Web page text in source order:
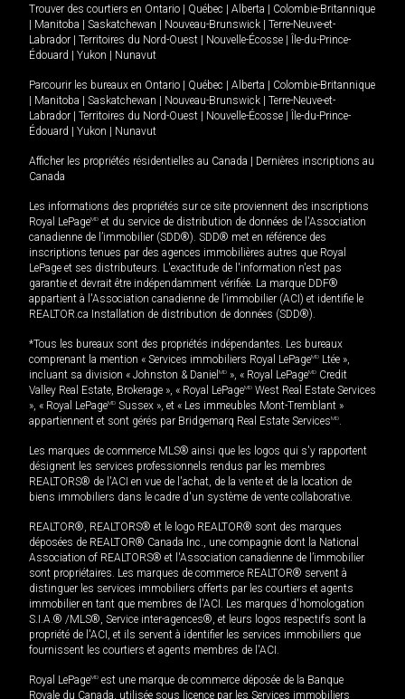
Trouver des courtiers en Ontario Québec Alberta
Colombie-Britannique
Manitoba Saskatchewan Nouveau-Brunswick
Terre-Neuve-et-
Labrador
Territoires du Nord-Ouest Nouvelle-Écosse
Île-du-Prince-
Édouard
Yukon Nunavut
Parcourir les bureaux en Ontario Québec Alberta
Colombie-Britannique
Manitoba Saskatchewan Nouveau-Brunswick
Terre-Neuve-et-
Labrador
Territoires du Nord-Ouest Nouvelle-Écosse
Île-du-Prince-
Édouard
Yukon Nunavut
Afficher les propriétés résidentielles au Canada
Dernières inscriptions au
Canada
Les informations des propriétés sur ce site proviennent des inscriptions
Royal LePageMD et du service de distribution de données de l'Association
canadienne de l’immobilier (SDD®). SDD® met en référence des
inscriptions tenues par des agences immobilières autres que Royal
LePage et ses distributeurs. L'exactitude de l'information n'est pas
garantie et devrait être indépendamment vérifiée. La marque DDF®
appartient à l'Association canadienne de l’immobilier (ACI) et identifie le
REALTOR.ca Installation de distribution de données (SDD®).
*Tous les bureaux sont des propriétés indépendantes. Les bureaux
comprenant la mention « Services immobiliers Royal LePageMD Ltée »,
incluant sa division « Johnston & Daniel MD », « Royal LePageMD Credit
Valley Real Estate, Brokerage », « Royal LePageMD West Real Estate Services
», « Royal LePageMD Sussex », et « Les immeubles Mont-Tremblant »
appartiennent et sont gérés par Bridgemarq Real Estate ServicesMD.
Les marques de commerce MLS® ainsi que les logos qui s'y rapportent
désignent les services professionnels rendus par les membres
REALTORS® de l'ACI en vue de l'achat, de la vente et de la location de
biens immobiliers dans le cadre d'un système de vente collaborative.
REALTOR®, REALTORS® et le logo REALTOR® sont des marques
déposées de REALTOR® Canada Inc., une compagnie dont la National
Association of REALTORS® et l'Association canadienne de l’immobilier
sont propriétaires. Les marques de commerce REALTOR® servent à
distinguer les services immobiliers offerts par les courtiers et agents
immobilier en tant que membres de l'ACI. Les marques d'homologation
S.I.A.® /MLS®, Service inter-agences®, et leurs logos respectifs sont la
propriété de l'ACI, et ils servent à identifier les services immobiliers que
fournissent les courtiers et agents membres de l'ACI.
Royal LePageMD est une marque de commerce déposée de la Banque
Royale du Canada, utilisée sous licence par les Services immobiliers